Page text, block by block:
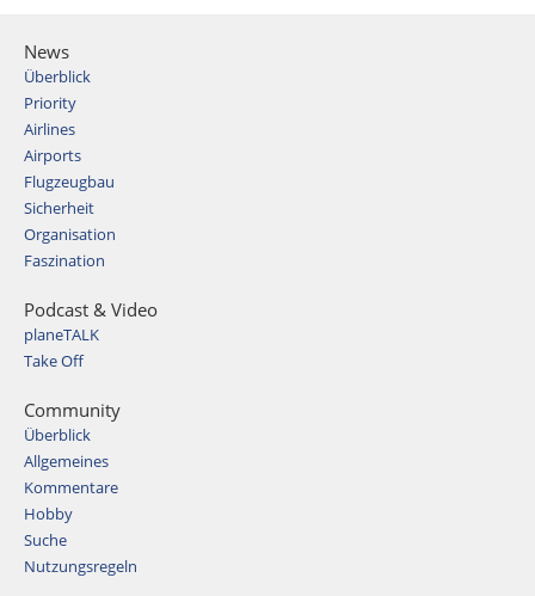
News
Überblick
Priority
Airlines
Airports
Flugzeugbau
Sicherheit
Organisation
Faszination
Podcast & Video
planeTALK
Take Off
Community
Überblick
Allgemeines
Kommentare
Hobby
Suche
Nutzungsregeln